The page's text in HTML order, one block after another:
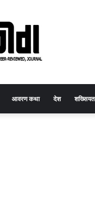
आवरण कथा देश शख्सियत